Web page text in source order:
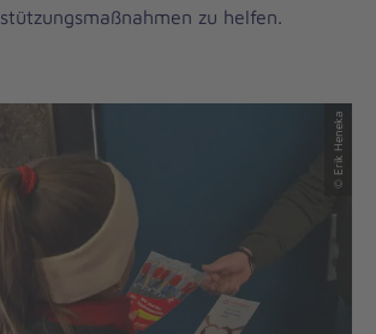
zu helfen.
© Erik Heneka